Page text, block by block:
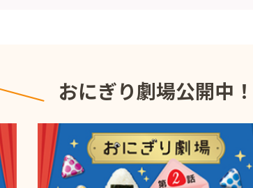
おにぎり劇場公開中！